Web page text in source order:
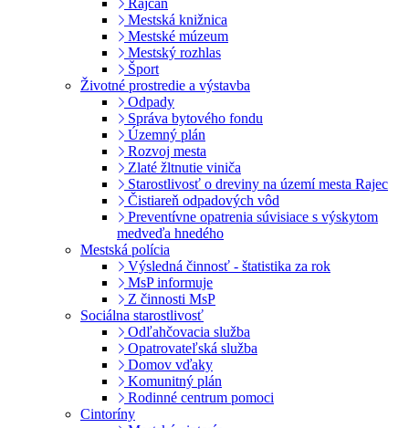
Rajčan
Mestská knižnica
Mestské múzeum
Mestský rozhlas
Šport
Životné prostredie a výstavba
Odpady
Správa bytového fondu
Územný plán
Rozvoj mesta
Zlaté žltnutie viniča
Starostlivosť o dreviny na území mesta Rajec
Čistiareň odpadových vôd
Preventívne opatrenia súvisiace s výskytom
medveďa hnedého
Mestská polícia
Výsledná činnosť - štatistika za rok
MsP informuje
Z činnosti MsP
Sociálna starostlivosť
Odľahčovacia služba
Opatrovateľská služba
Domov vďaky
Komunitný plán
Rodinné centrum pomoci
Cintoríny